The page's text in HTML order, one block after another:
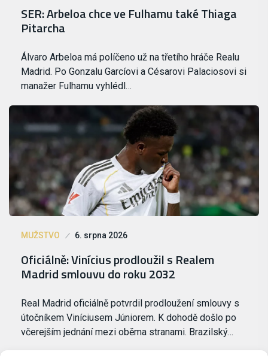
SER: Arbeloa chce ve Fulhamu také Thiaga
Pitarcha
Álvaro Arbeloa má políčeno už na třetího hráče Realu
Madrid. Po Gonzalu Garcíovi a Césarovi Palaciosovi si
manažer Fulhamu vyhlédl…
MUŽSTVO 6. srpna 2026
Oficiálně: Vinícius prodloužil s Realem
Madrid smlouvu do roku 2032
Real Madrid oficiálně potvrdil prodloužení smlouvy s
útočníkem Viníciusem Júniorem. K dohodě došlo po
včerejším jednání mezi oběma stranami. Brazilský…